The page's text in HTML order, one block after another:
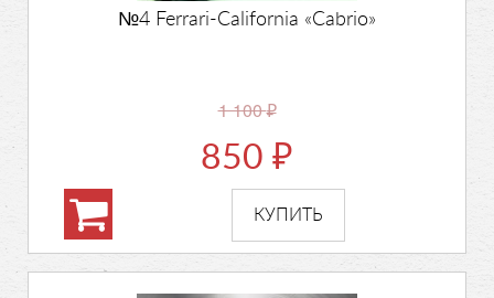
№4 Ferrari-California «Cabrio»
1 100₽
850 ₽